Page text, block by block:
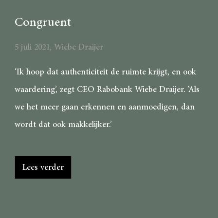
Congruent
5 juli 2021, Wiebe Draijer
‘Ik hoop dat authenticiteit de ruimte krijgt, en ook
waardering’, zegt CEO Rabobank Wiebe Draijer. ‘Als
we het meer gaan erkennen en aanmoedigen, dan
wordt dat ook makkelijker.’
Lees verder